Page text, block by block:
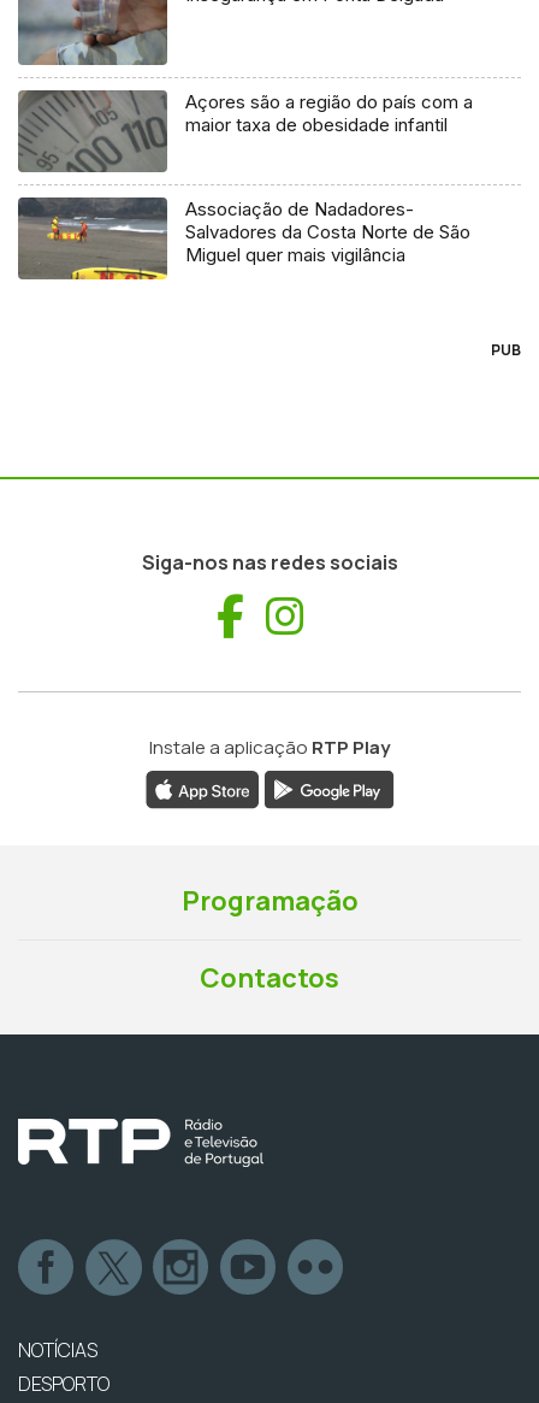
Açores são a região do país com a
maior taxa de obesidade infantil
Associação de Nadadores-
Salvadores da Costa Norte de São
Miguel quer mais vigilância
PUB
Siga-nos nas redes sociais
Facebook
Instale a aplicação RTP Play
Programação
Contactos
NOTÍCIAS
DESPORTO